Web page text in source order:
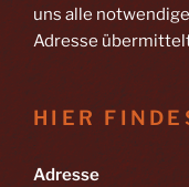
uns alle
Adresse
HIER
Adresse